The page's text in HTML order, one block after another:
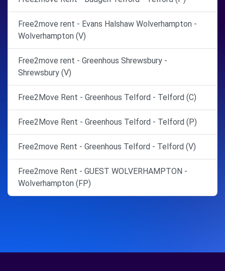
Free2move rent - Evans Halshaw Wolverhampton -
Wolverhampton (V)
Free2move rent - Greenhous Shrewsbury -
Shrewsbury (V)
Free2Move Rent - Greenhous Telford - Telford (C)
Free2Move Rent - Greenhous Telford - Telford (P)
Free2move Rent - Greenhous Telford - Telford (V)
Free2move Rent - GUEST WOLVERHAMPTON -
Wolverhampton (FP)